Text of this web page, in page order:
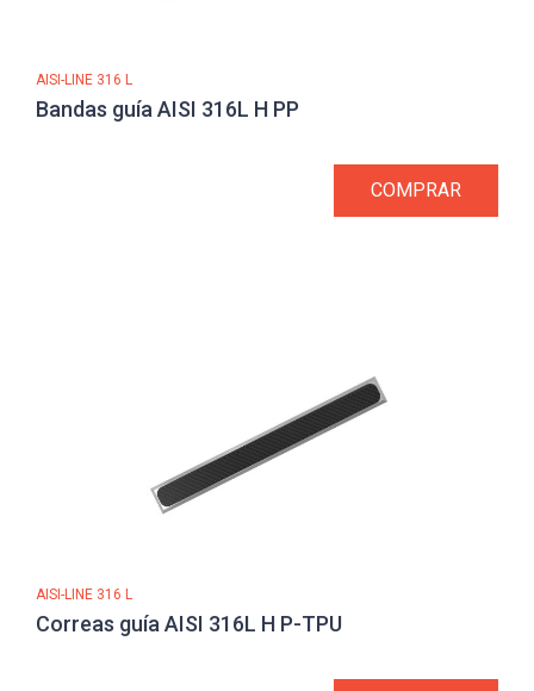
AISI-LINE 316 L
Bandas guía AISI 316L H PP
COMPRAR
AISI-LINE 316 L
Correas guía AISI 316L H P-TPU